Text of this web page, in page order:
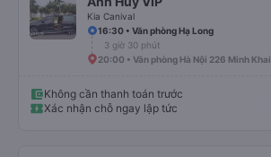
Kia Canival
16:30 • Văn phòng Hạ Long
3 giờ 30 phút
20:00 • Văn phòng Hà Nội 226 Minh Khai
Không cần thanh toán trước
Xác nhận chỗ ngay lập tức